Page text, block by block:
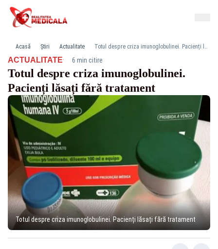
Acasă Știri Actualitate Totul despre criza imunoglobulinei. Pacienți lăsați fără tratament
ACTUALITATE· 6 min citire
Totul despre criza imunoglobulinei.
Pacienți lăsați fără tratament
Totul despre criza imunoglobulinei. Pacienți lăsați fără tratament